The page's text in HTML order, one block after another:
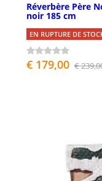
Réverbère Père
noir 185 cm
EN RUPTURE DE
€ 179,00 €